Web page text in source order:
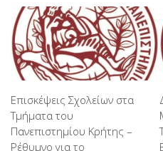
Επισκέψεις Σχολείων στα
Τμήματα του
Πανεπιστημίου Κρήτης –
Ρέθυμνο για το